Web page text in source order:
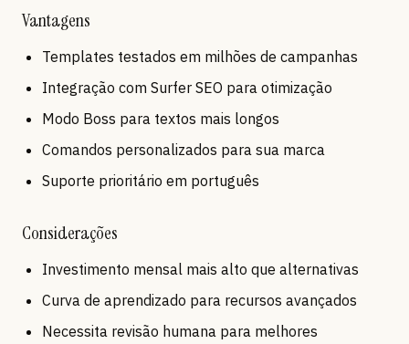
Vantagens
Templates testados em milhões de campanhas
Integração com Surfer SEO para otimização
Modo Boss para textos mais longos
Comandos personalizados para sua marca
Suporte prioritário em português
Considerações
Investimento mensal mais alto que alternativas
Curva de aprendizado para recursos avançados
Necessita revisão humana para melhores